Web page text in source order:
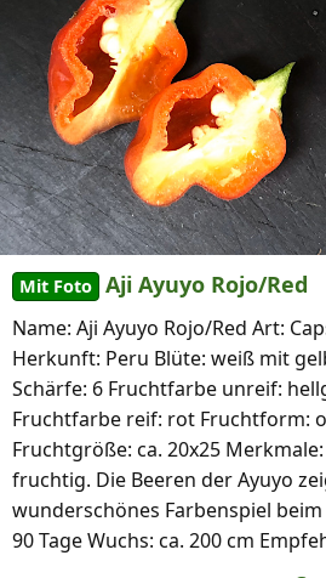
Mit Foto Aji Ayuyo Rojo/Red
Name: Aji Ayuyo Rojo/Red Art:
Herkunft: Peru Blüte: weiß mit
Schärfe: 6 Fruchtfarbe unreif:
Fruchtfarbe reif: rot Fruchtform:
Fruchtgröße: ca. 20x25
fruchtig. Die Beeren der Ayuyo
wunderschönes Farbenspiel
90 Tage Wuchs: ca. 200 cm